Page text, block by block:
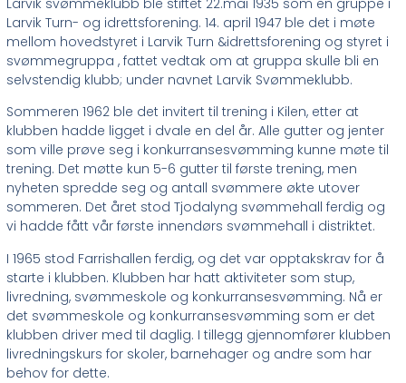
Larvik svømmeklubb ble stiftet 22.mai 1935 som en gruppe i
Larvik Turn- og idrettsforening. 14. april 1947 ble det i møte
mellom hovedstyret i Larvik Turn &idrettsforening og styret i
svømmegruppa , fattet vedtak om at gruppa skulle bli en
selvstendig klubb; under navnet Larvik Svømmeklubb.
Sommeren 1962 ble det invitert til trening i Kilen, etter at
klubben hadde ligget i dvale en del år. Alle gutter og jenter
som ville prøve seg i konkurransesvømming kunne møte til
trening. Det møtte kun 5-6 gutter til første trening, men
nyheten spredde seg og antall svømmere økte utover
sommeren. Det året stod Tjodalyng svømmehall ferdig og
vi hadde fått vår første innendørs svømmehall i distriktet.
I 1965 stod Farrishallen ferdig, og det var opptakskrav for å
starte i klubben. Klubben har hatt aktiviteter som stup,
livredning, svømmeskole og konkurransesvømming. Nå er
det svømmeskole og konkurransesvømming som er det
klubben driver med til daglig. I tillegg gjennomfører klubben
livredningskurs for skoler, barnehager og andre som har
behov for dette.